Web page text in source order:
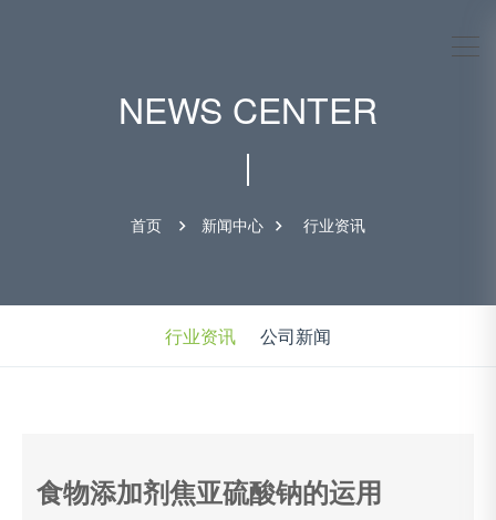
NEWS CENTER
首页 新闻中心 行业资讯
行业资讯 公司新闻
食物添加剂焦亚硫酸钠的运用